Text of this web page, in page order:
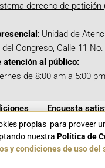
derecho de petición
: Unidad de
del Congreso, Calle 11
atención al público:
de 8:00 am a 5:00 pm
Encuesta
propias para proveer
nuestra Política de
y condiciones de uso del